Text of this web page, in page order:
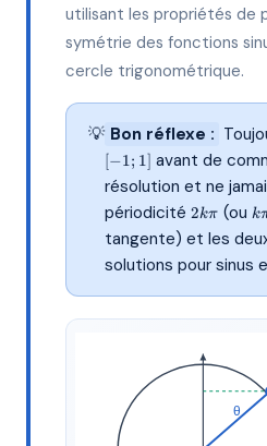
utilisant les propriétés de
symétrie des fonctions
cercle trigonométrique.
💡 Bon réflexe :
[−1; 1] avant de
résolution et ne
périodicité 2k\pi
2kπ (ou
tangente) et les
solutions pour sinus
θ